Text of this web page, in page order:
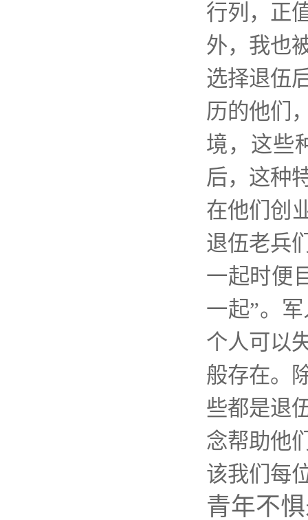
行列，正
外，我也
选择退伍
历的他们
境，这些
后，这种
在他们创
退伍老兵
一起时便
一起”。
个人可以
般存在。
些都是退
念帮助他
该我们每
青年不